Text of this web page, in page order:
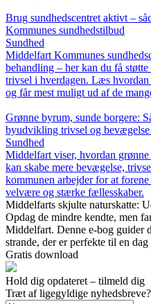
Brug sundhedscentret aktivt –
Kommunes sundhedstilbud
Sundhed
Middelfart Kommunes
behandling – her kan du få
trivsel i hverdagen. Læs
og får mest muligt ud af de
Grønne byrum, sunde borgere:
byudvikling trivsel og
Sundhed
Middelfart viser, hvordan
kan skabe mere bevægelse,
kommunen arbejder for at
velvære og stærke fællesskaber.
Middelfarts skjulte naturskatte:
Opdag de mindre kendte, men
Middelfart. Denne e-bog guider
strande, der er perfekte til en
Gratis download
Hold dig opdateret – tilmeld dig
Træt af ligegyldige